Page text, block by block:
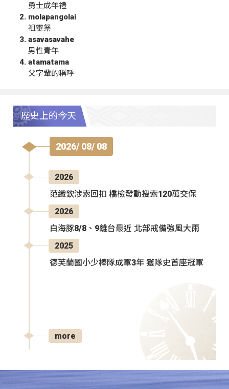
勇士成年禮
molapangolai
祖靈祭
asavasavahe
男性青年
atamatama
父字輩的稱呼
歷史上的今天
2026/ 08/ 08
2026
范織欽涉索回扣 橋檢發動搜索120萬交保
2026
白海豚8/8、9離台最近 北部戒備強風大雨
2025
德芙蘭國小少棒隊成軍3年 獲隊史首座冠軍
more